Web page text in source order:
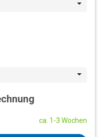
ca. 1-3 Wochen